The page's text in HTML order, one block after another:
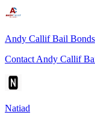
Andy Callif Bail Bonds
Contact Andy Callif
Natiad